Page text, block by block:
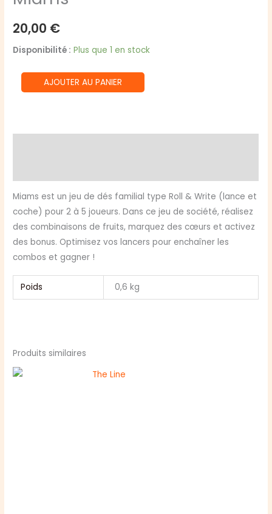
20,00 €
Disponibilité : Plus que 1 en stock
quantité
de
AJOUTER AU PANIER
Miams est un jeu de dés familial type Roll & Write (lance et
coche) pour 2 à 5 joueurs. Dans ce jeu de société, réalisez
des combinaisons de fruits, marquez des cœurs et activez
des bonus. Optimisez vos lancers pour enchaîner les
combos et gagner !
Poids 0,6 kg
Produits similaires